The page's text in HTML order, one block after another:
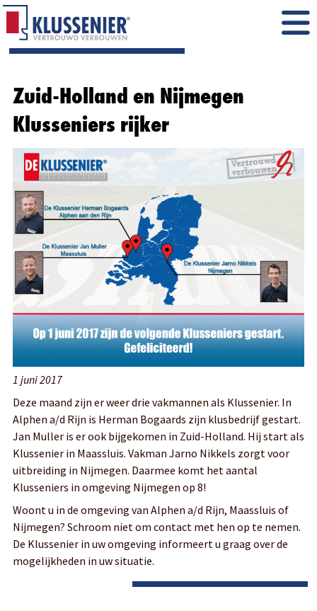
Zuid-Holland en Nijmegen
Klusseniers rijker
1 juni 2017
Deze maand zijn er weer drie vakmannen als Klussenier. In
Alphen a/d Rijn is Herman Bogaards zijn klusbedrijf gestart.
Jan Muller is er ook bijgekomen in Zuid-Holland. Hij start als
Klussenier in Maassluis. Vakman Jarno Nikkels zorgt voor
uitbreiding in Nijmegen. Daarmee komt het aantal
Klusseniers in omgeving Nijmegen op 8!
Woont u in de omgeving van Alphen a/d Rijn, Maassluis of
Nijmegen? Schroom niet om contact met hen op te nemen.
De Klussenier in uw omgeving informeert u graag over de
mogelijkheden in uw situatie.